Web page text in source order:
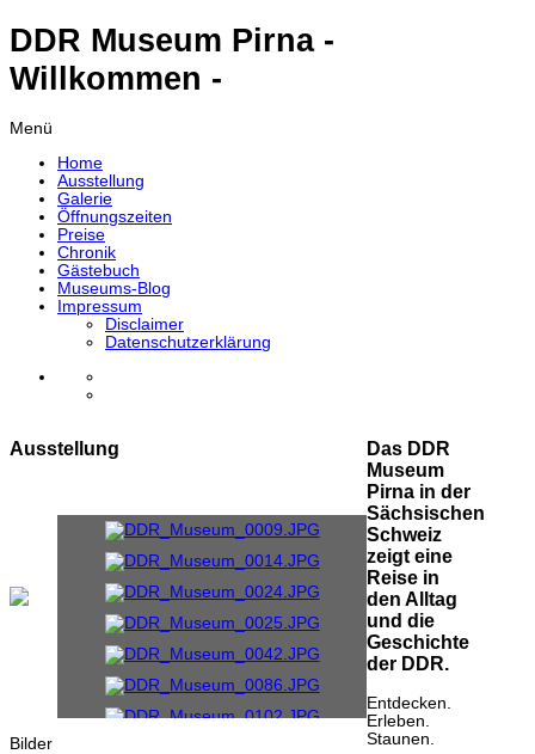
DDR Museum Pirna -
Willkommen -
Menü
Home
Ausstellung
Galerie
Öffnungszeiten
Preise
Chronik
Gästebuch
Museums-Blog
Impressum
Disclaimer
Datenschutzerklärung
Ausstellung
Bilder
Das DDR
Museum
Pirna in der
Sächsischen
Schweiz
zeigt eine
Reise in
den Alltag
und die
Geschichte
der DDR.
Entdecken.
Erleben.
Staunen.